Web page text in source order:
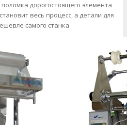
дорогостоящего элемента
весь процесс, а детали для
самого станка.